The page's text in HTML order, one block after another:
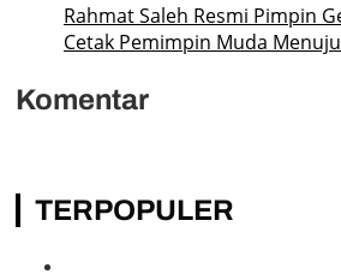
Rahmat Saleh Resmi Pimpin
Cetak Pemimpin Muda
Komentar
TERPOPULER